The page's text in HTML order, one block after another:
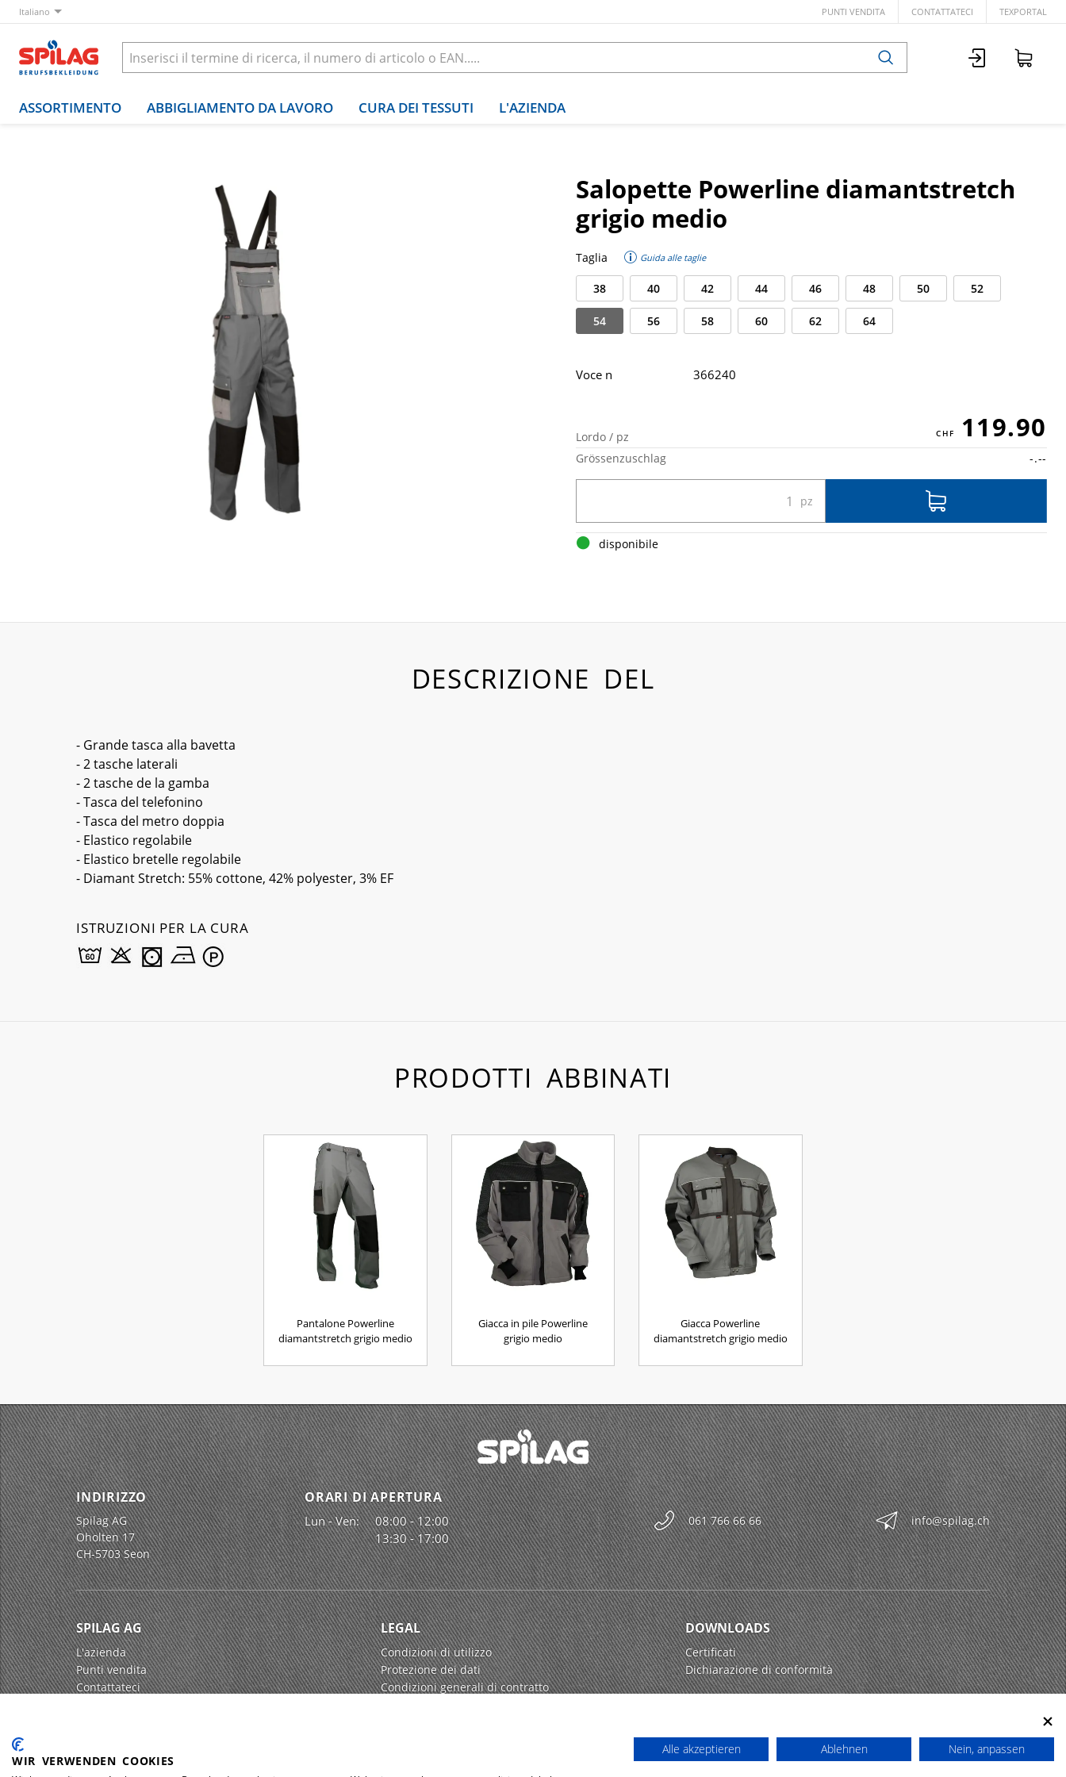
Italiano PUNTI VENDITA CONTATTATECI TEXPORTAL
ASSORTIMENTO ABBIGLIAMENTO DA LAVORO CURA DEI TESSUTI L'AZIENDA
Salopette Powerline diamantstretch
grigio medio
Taglia Guida alle taglie
38 40 42 44 46 48 50 52
54 56 58 60 62 64
Lordo / pz 119.90
Grössenzuschlag -.--
disponibile
Voce n 366240
DESCRIZIONE DEL
- Grande tasca alla bavetta
- 2 tasche laterali
- 2 tasche de la gamba
- Tasca del telefonino
- Tasca del metro doppia
- Elastico regolabile
- Elastico bretelle regolabile
- Diamant Stretch: 55% cottone, 42% polyester, 3% EF
ISTRUZIONI PER LA CURA
PRODOTTI ABBINATI
Pantalone Powerline
diamantstretch grigio medio
Giacca in pile Powerline
grigio medio
Giacca Powerline
diamantstretch grigio medio
INDIRIZZO
Spilag AG
Oholten 17
CH-5703 Seon
ORARI DI APERTURA
Lun - Ven:
08:00 - 12:00
13:30 - 17:00
061 766 66 66 info@spilag.ch
SPILAG AG
L'azienda
Punti vendita
Contattateci
LEGAL
Condizioni di utilizzo
Protezione dei dati
Condizioni generali di contratto
DOWNLOADS
Certificati
Dichiarazione di conformità
Impressum Protezione dei dati
WIR VERWENDEN COOKIES
Alle akzeptieren Ablehnen Nein, anpassen